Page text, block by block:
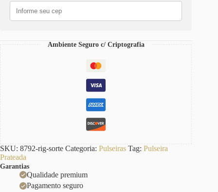
Banho
Galvânico
Ambiente Seguro c/ Criptografia
SKU: 8792-rig-sorte Categoria: Pulseiras Tag: Pulseira
Prateada
Garantias
Qualidade premium
Pagamento seguro